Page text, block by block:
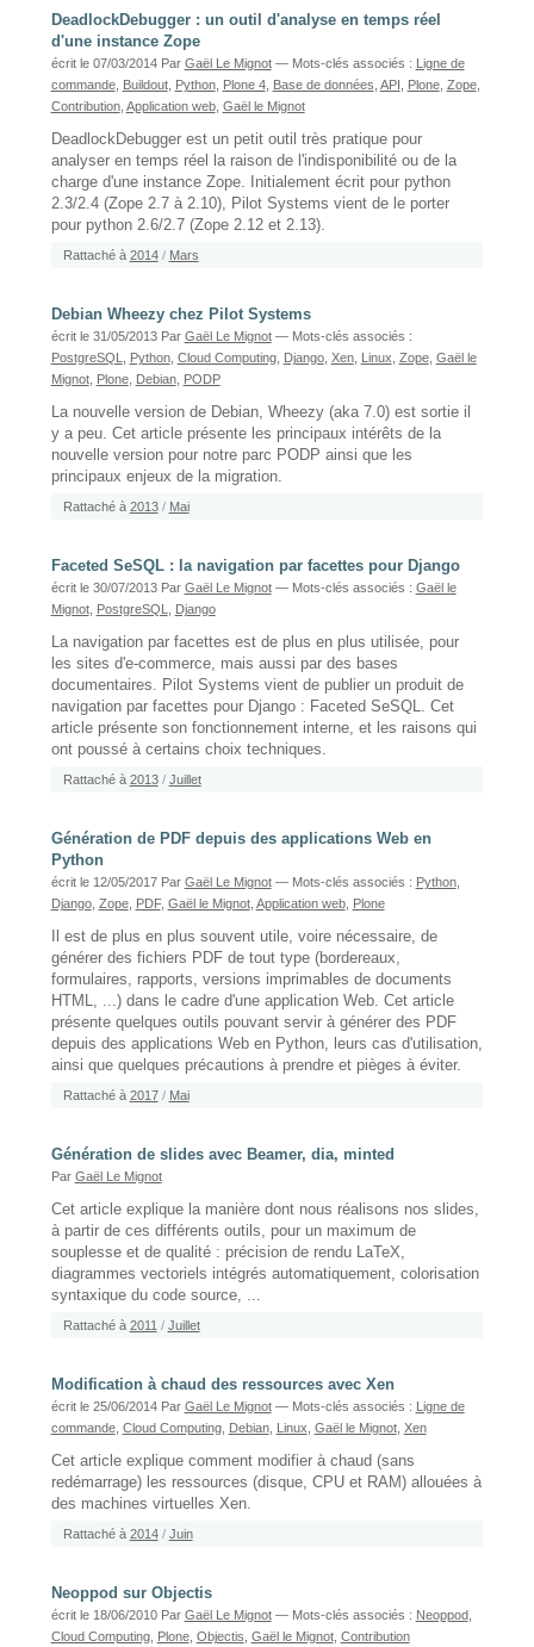
DeadlockDebugger : un outil d'analyse en temps réel
d'une instance Zope
écrit le 07/03/2014 Par Gaël Le Mignot — Mots-clés associés : Ligne de
commande, Buildout, Python, Plone 4, Base de données API Plone, Zope,
Contribution, Application web, Gaël le Mignot
DeadlockDebugger est un petit outil très pratique pour
analyser en temps réel la raison de l'indisponibilité ou de la
charge d'une instance Zope. Initialement écrit pour python
2.3/2.4 (Zope 2.7 à 2.10), Pilot Systems vient de le porter
pour python 2.6/2.7 (Zope 2.12 et 2.13).
Rattaché à 2014 / Mars
Debian Wheezy chez Pilot Systems
écrit le 31/05/2013 Par Gaël Le Mignot — Mots-clés associés :
PostgreSQL
Python, Cloud Computing, Django, Xen, Linux Zope, Gaël le
Mignot, Plone, Debian, PODP
La nouvelle version de Debian, Wheezy (aka 7.0) est sortie il
y a peu. Cet article présente les principaux intérêts de la
nouvelle version pour notre parc PODP ainsi que les
principaux enjeux de la migration.
Rattaché à 2013 / Mai
Faceted SeSQL : la navigation par facettes pour Django
écrit le 30/07/2013 Par Gaël Le Mignot — Mots-clés associés : Gaël le
Mignot, PostgreSQL Django
La navigation par facettes est de plus en plus utilisée, pour
les sites d'e-commerce, mais aussi par des bases
documentaires. Pilot Systems vient de publier un produit de
navigation par facettes pour Django : Faceted SeSQL. Cet
article présente son fonctionnement interne, et les raisons qui
ont poussé à certains choix techniques.
Rattaché à 2013 / Juillet
Génération de PDF depuis des applications Web en
Python
écrit le 12/05/2017 Par Gaël Le Mignot — Mots-clés associés : Python,
Django, Zope, PDF, Gaël le Mignot, Application web, Plone
Il est de plus en plus souvent utile, voire nécessaire, de
générer des fichiers PDF de tout type (bordereaux,
formulaires, rapports, versions imprimables de documents
HTML, ...) dans le cadre d'une application Web. Cet article
présente quelques outils pouvant servir à générer des PDF
depuis des applications Web en Python, leurs cas d'utilisation,
ainsi que quelques précautions à prendre et pièges à éviter.
Rattaché à 2017 / Mai
Génération de slides avec Beamer, dia, minted
Par Gaël Le Mignot
Cet article explique la manière dont nous réalisons nos slides,
à partir de ces différents outils, pour un maximum de
souplesse et de qualité : précision de rendu LaTeX,
diagrammes vectoriels intégrés automatiquement, colorisation
syntaxique du code source, ...
Rattaché à 2011 / Juillet
Modification à chaud des ressources avec Xen
écrit le 25/06/2014 Par Gaël Le Mignot — Mots-clés associés : Ligne de
commande, Cloud Computing, Debian, Linux Gaël le Mignot, Xen
Cet article explique comment modifier à chaud (sans
redémarrage) les ressources (disque, CPU et RAM) allouées à
des machines virtuelles Xen.
Rattaché à 2014 / Juin
Neoppod sur Objectis
écrit le 18/06/2010 Par Gaël Le Mignot — Mots-clés associés : Neoppod,
Cloud Computing, Plone, Objectis Gaël le Mignot, Contribution